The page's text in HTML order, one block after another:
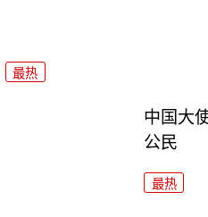
最热
中国大
公民
最热